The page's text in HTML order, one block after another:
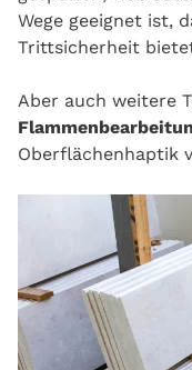
Wege geeignet ist,
Trittsicherheit
Aber auch weitere
Oberflächenhaptik